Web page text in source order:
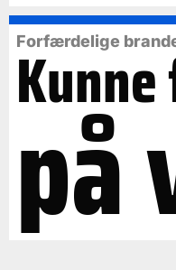
Forfærdelige
på